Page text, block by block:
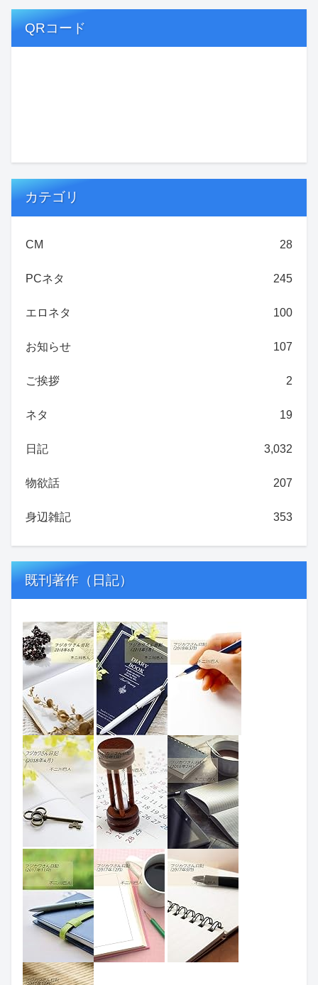
QRコード
カテゴリ
CM 28
PCネタ 245
エロネタ 100
お知らせ 107
ご挨拶 2
ネタ 19
日記 3,032
物欲話 207
身辺雑記 353
既刊著作（日記）